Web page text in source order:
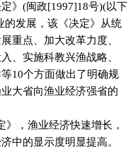
》 (闽政[1997]18号)(以下
的发展，该《决定》从统
重点、加大改革力度、
、实施科教兴渔战略、
10个方面做出了明确规
大省向渔业经济强省的
，渔业经济快速增长，
中的显示度明显提高。